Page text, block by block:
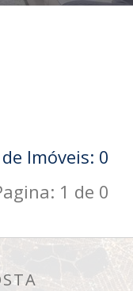
Imóveis: 0
1 de 0